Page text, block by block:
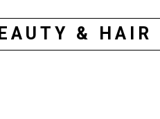
& HAIR